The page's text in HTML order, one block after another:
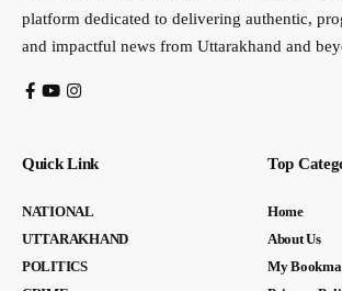
platform dedicated to delivering authentic,
and impactful news from Uttarakhand and
Quick Link
NATIONAL
UTTARAKHAND
POLITICS
Top
Home
About Us
My